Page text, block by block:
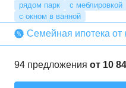
рядом парк с меблировкой
с окном в ванной
Семейная ипотека
94 предложения от 10